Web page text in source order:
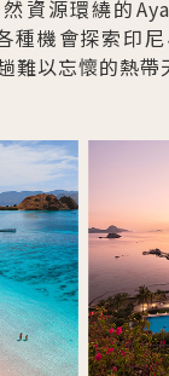
資源環繞的
種機會探索印尼
難以忘懷的熱帶